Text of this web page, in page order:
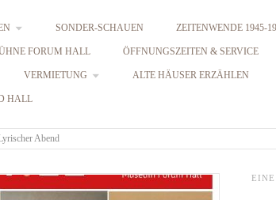
SONDER-SCHAUEN ZEITENWENDE 1945-
FORUM HALL ÖFFNUNGSZEITEN & SERVICE
VERMIETUNG ALTE HÄUSER ERZÄHLEN
HALL
Abend